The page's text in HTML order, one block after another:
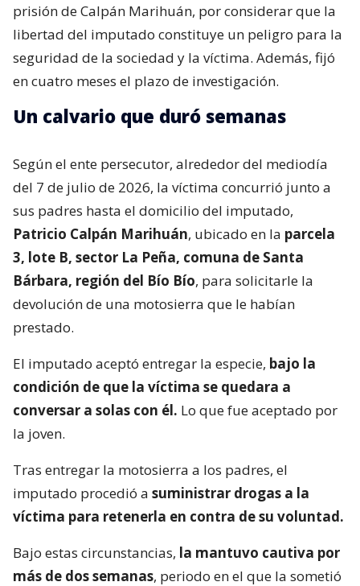
prisión de Calpán Marihuán, por considerar que la
libertad del imputado constituye un peligro para la
seguridad de la sociedad y la víctima. Además, fijó
en cuatro meses el plazo de investigación.
Un calvario que duró semanas
Según el ente persecutor, alrededor del mediodía
del 7 de julio de 2026, la víctima concurrió junto a
sus padres hasta el domicilio del imputado,
Patricio Calpán Marihuán, ubicado en la parcela
3, lote B, sector La Peña, comuna de Santa
Bárbara, región del Bío Bío, para solicitarle la
devolución de una motosierra que le habían
prestado.
El imputado aceptó entregar la especie, bajo la
condición de que la víctima se quedara a
conversar a solas con él. Lo que fue aceptado por
la joven.
Tras entregar la motosierra a los padres, el
imputado procedió a suministrar drogas a la
víctima para retenerla en contra de su voluntad.
Bajo estas circunstancias, la mantuvo cautiva por
más de dos semanas, periodo en el que la sometió